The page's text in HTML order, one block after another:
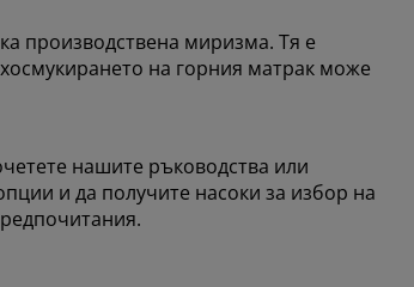
производствена миризма. Тя е
на горния матрак може
нашите ръководства или
и да получите насоки за избор на